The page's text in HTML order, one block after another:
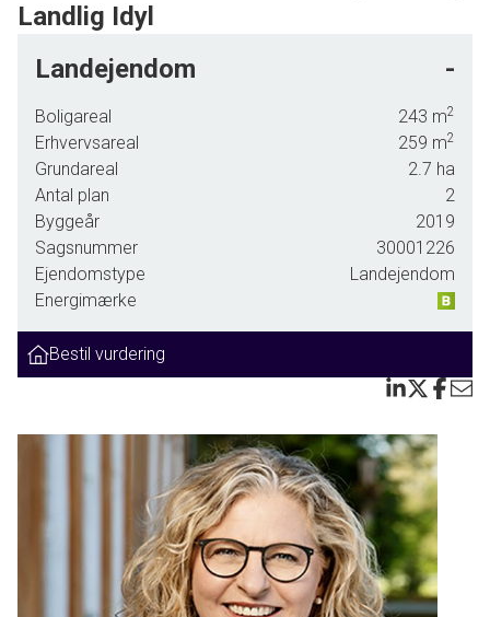
Landlig Idyl
2016, hvor klassisk engelsk arkitektur møder moderne
denne ejendom en sjælden kombination af stil, funktionalitet
og fredfyldt charme. Her er plads til både det aktive
familieliv og den stilfulde livsnydelse.
- Arkitektur: Ejendommen er inspireret af den klassiske
engelske landstil, med smukke facadedetaljer, buede
vinduer og et karakteristisk skifertag, der tilfører elegance
og karakter. Hele ejendommen er bygget med røde
genbrugsten fra Hindsgavl Slot.
- Moderne komfort: Selvom ejendommen har et tidløst
udtryk, er alt opført med øje for moderne standarder. Her er
gulvvarme i hele huset, energieffektive løsninger og høj
kvalitet i materialevalg.
- Boligareal: Det rummelige stuehus på 243 m² byder på
en imponerende hall, store opholdsrum og højt til loftet.
Den åbne planløsning skaber masser af lys og luft og
understreger den engelske charme.
Ejendommen er indrettet med:
- Stort køkken-alrum som er gjort klar til at du kan
Landejendom -
Boligareal 243 m2
Erhvervsareal 259 m2
Grundareal 2.7 ha
Antal plan
2
Byggeår
2019
Sagsnummer
30001226
Ejendomstype
Landejendom
Energimærke
Bestil vurdering